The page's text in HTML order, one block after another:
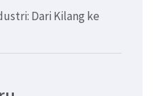
Dari Kilang ke